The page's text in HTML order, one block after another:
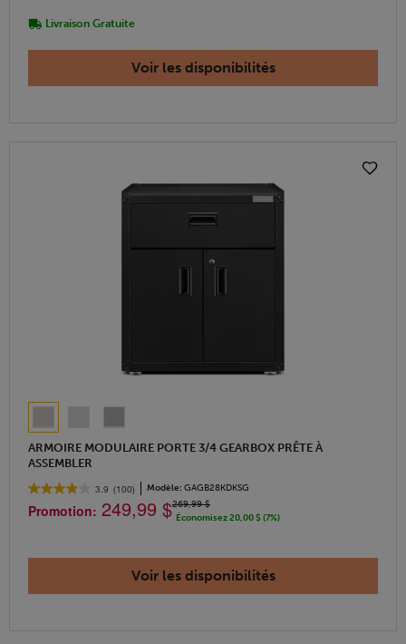
Livraison Gratuite
Voir les disponibilités
ARMOIRE MODULAIRE PORTE 3/4 GEARBOX PRÊTE À
ASSEMBLER
3.9 (100) Modèle: GAGB28KDKSG
Promotion: 249,99 $269,99 $
Économisez 20,00 $ (7%)
Voir les disponibilités